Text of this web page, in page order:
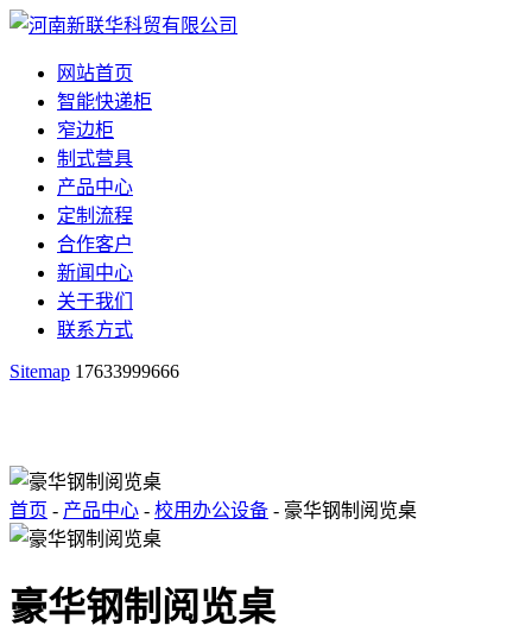
网站首页
智能快递柜
窄边柜
制式营具
产品中心
定制流程
合作客户
新闻中心
关于我们
联系方式
Sitemap 17633999666
首页 - 产品中心 - 校用办公设备 - 豪华钢制阅览桌
豪华钢制阅览桌